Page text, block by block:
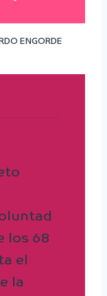
ENGORDE
los 68
el
la